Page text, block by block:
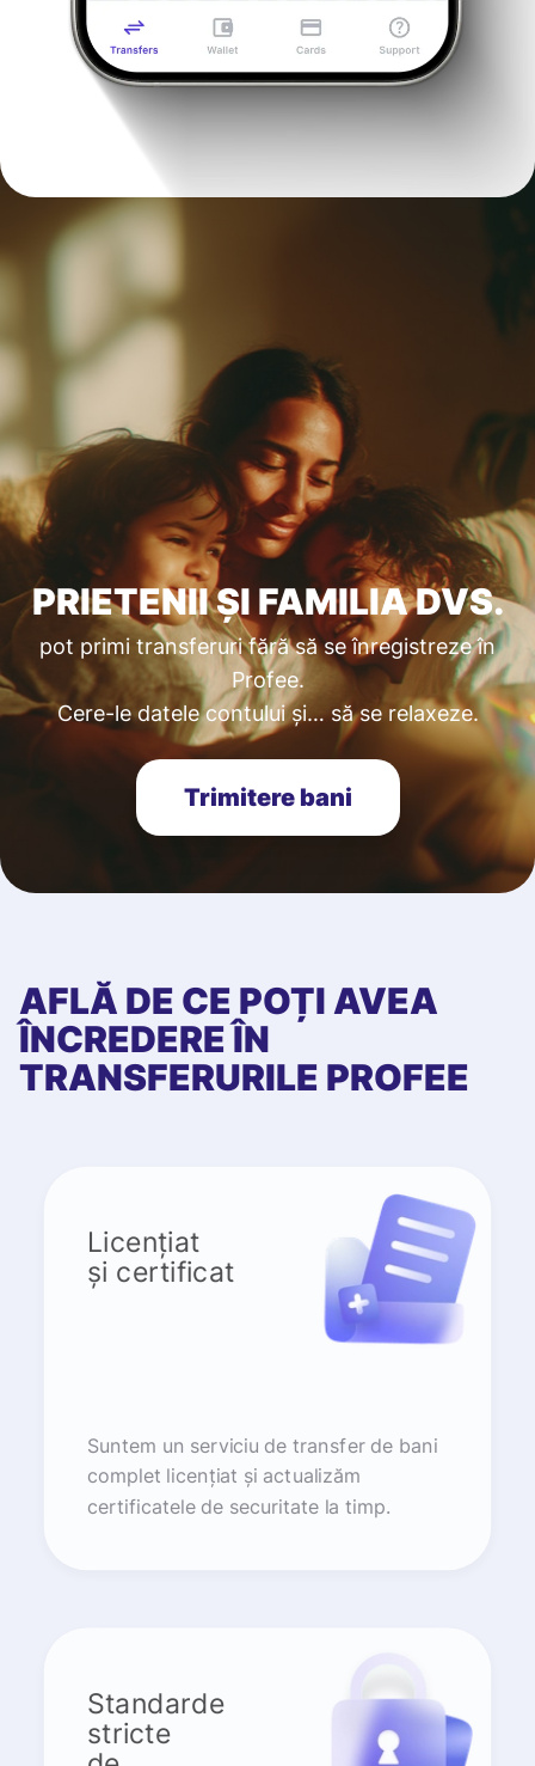
PRIETENII ȘI FAMILIA DVS.
pot primi transferuri fără să se înregistreze în
Profee.
Cere-le datele contului și… să se relaxeze.
Trimitere bani
AFLĂ DE CE POȚI AVEA
ÎNCREDERE ÎN
TRANSFERURILE PROFEE
Licențiat
și certificat
Suntem un serviciu de transfer de bani
complet licențiat și actualizăm
certificatele de securitate la timp.
Standarde
stricte